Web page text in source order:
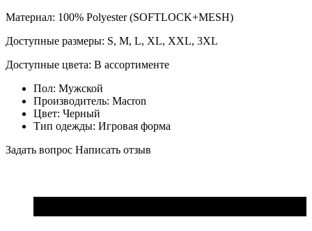
Материал: 100% Polyester (SOFTLOCK+MESH)
Доступные размеры: S, M, L, XL, XXL, 3XL
Доступные цвета: В ассортименте
Пол: Мужской
Производитель: Macron
Цвет: Черный
Тип одежды: Игровая форма
Задать вопрос Написать отзыв